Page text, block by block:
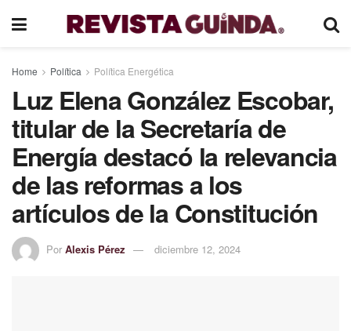
Home Política Política Energética
Luz Elena González Escobar,
titular de la Secretaría de
Energía destacó la relevancia
de las reformas a los
artículos de la Constitución
Por Alexis Pérez diciembre 12, 2024